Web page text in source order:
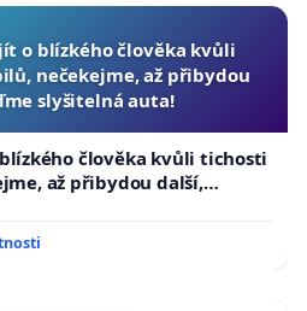
o blízkého člověka kvůli
nečekejme, až přibydou
slyšitelná auta!
člověka kvůli tichosti
až přibydou další,